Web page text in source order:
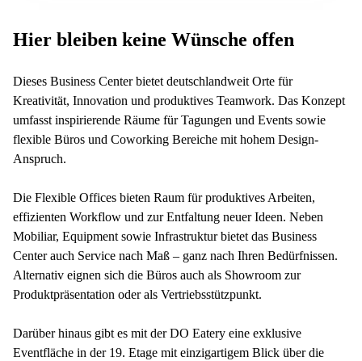
Hier bleiben keine Wünsche offen
Dieses Business Center bietet deutschlandweit Orte für
Kreativität, Innovation und produktives Teamwork. Das Konzept
umfasst inspirierende Räume für Tagungen und Events sowie
flexible Büros und Coworking Bereiche mit hohem Design-
Anspruch.
Die Flexible Offices bieten Raum für produktives Arbeiten,
effizienten Workflow und zur Entfaltung neuer Ideen. Neben
Mobiliar, Equipment sowie Infrastruktur bietet das Business
Center auch Service nach Maß – ganz nach Ihren Bedürfnissen.
Alternativ eignen sich die Büros auch als Showroom zur
Produktpräsentation oder als Vertriebsstützpunkt.
Darüber hinaus gibt es mit der DO Eatery eine exklusive
Eventfläche in der 19. Etage mit einzigartigem Blick über die